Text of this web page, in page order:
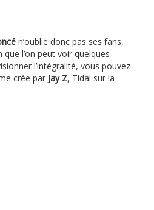
n’oublie donc pas ses fans,
que l’on peut voir quelques
l’intégralité, vous pouvez
crée par Jay Z, Tidal sur la